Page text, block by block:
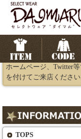
営業時間変更の
本日は雪の為、営業時
ホームページ、Twitter
を付けてご来店ください
TOPS